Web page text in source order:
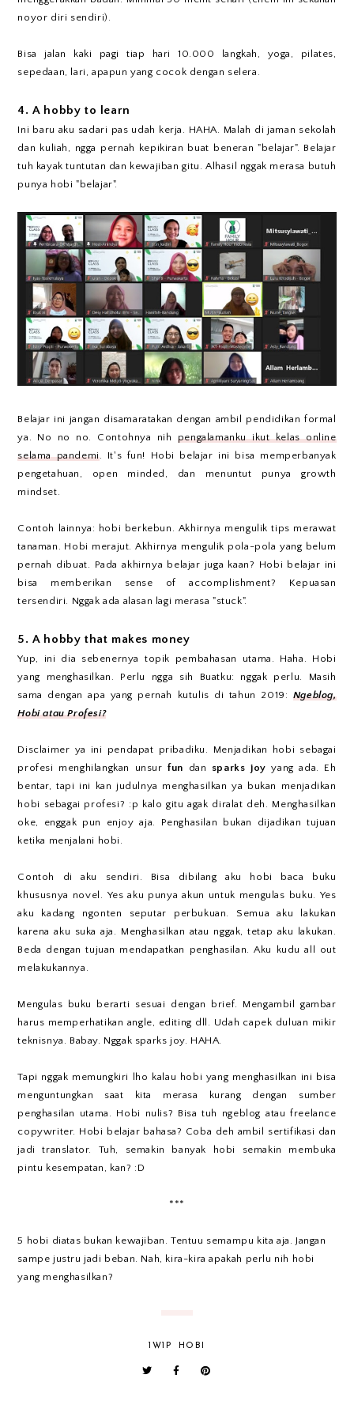
noyor diri sendiri).
Bisa jalan kaki pagi tiap hari 10.000 langkah, yoga, pilates,
sepedaan, lari, apapun yang cocok dengan selera.
4. A hobby to learn
Ini baru aku sadari pas udah kerja. HAHA. Malah di jaman sekolah
dan kuliah, ngga pernah kepikiran buat beneran "belajar". Belajar
tuh kayak tuntutan dan kewajiban gitu. Alhasil nggak merasa butuh
punya hobi "belajar".
Belajar ini jangan disamaratakan dengan ambil pendidikan formal
ya. No no no. Contohnya nih pengalamanku ikut kelas online
selama pandemi. It's fun! Hobi belajar ini bisa memperbanyak
pengetahuan, open minded, dan menuntut punya growth
mindset.
Contoh lainnya: hobi berkebun. Akhirnya mengulik tips merawat
tanaman. Hobi merajut. Akhirnya mengulik pola-pola yang belum
pernah dibuat. Pada akhirnya belajar juga kaan? Hobi belajar ini
bisa memberikan sense of accomplishment? Kepuasan
tersendiri. Nggak ada alasan lagi merasa "stuck".
5. A hobby that makes money
Yup, ini dia sebenernya topik pembahasan utama. Haha. Hobi
yang menghasilkan. Perlu ngga sih Buatku: nggak perlu. Masih
sama dengan apa yang pernah kutulis di tahun 2019: Ngeblog,
Hobi atau Profesi?
Disclaimer ya ini pendapat pribadiku. Menjadikan hobi sebagai
profesi menghilangkan unsurfun dan sparks joy yang ada. Eh
bentar, tapi ini kan judulnya menghasilkan ya bukan menjadikan
hobi sebagai profesi? :p kalo gitu agak diralat deh. Menghasilkan
oke, enggak pun enjoy aja. Penghasilan bukan dijadikan tujuan
ketika menjalani hobi.
Contoh di aku sendiri. Bisa dibilang aku hobi baca buku
khususnya novel. Yes aku punya akun untuk mengulas buku. Yes
aku kadang ngonten seputar perbukuan. Semua aku lakukan
karena aku suka aja. Menghasilkan atau nggak, tetap aku lakukan.
Beda dengan tujuan mendapatkan penghasilan. Aku kudu all out
melakukannya.
Mengulas buku berarti sesuai dengan brief. Mengambil gambar
harus memperhatikan angle, editing dll. Udah capek duluan mikir
teknisnya. Babay. Nggak sparks joy. HAHA.
Tapi nggak memungkiri lho kalau hobi yang menghasilkan ini bisa
menguntungkan saat kita merasa kurang dengan sumber
penghasilan utama. Hobi nulis? Bisa tuh ngeblog atau freelance
copywriter. Hobi belajar bahasa? Coba deh ambil sertifikasi dan
jadi translator. Tuh, semakin banyak hobi semakin membuka
pintu kesempatan, kan? :D
***
5 hobi diatas bukan kewajiban. Tentuu semampu kita aja. Jangan
sampe justru jadi beban. Nah, kira-kira apakah perlu nih hobi
yang menghasilkan?
1W1P HOBI